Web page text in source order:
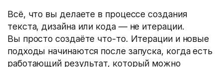
Всё, что вы делаете в процессе создания
текста, дизайна или кода — не итерации.
Вы просто создаёте что-то. Итерации и новые
подходы начинаются после запуска, когда есть
работающий результат, который можно